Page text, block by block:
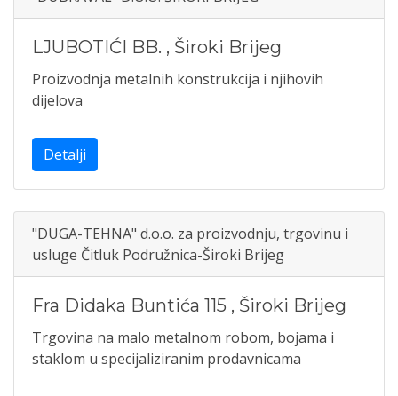
LJUBOTIĆI BB. , Široki Brijeg
Proizvodnja metalnih konstrukcija i njihovih
dijelova
Detalji
"DUGA-TEHNA" d.o.o. za proizvodnju, trgovinu i
usluge Čitluk Podružnica-Široki Brijeg
Fra Didaka Buntića 115 , Široki Brijeg
Trgovina na malo metalnom robom, bojama i
staklom u specijaliziranim prodavnicama